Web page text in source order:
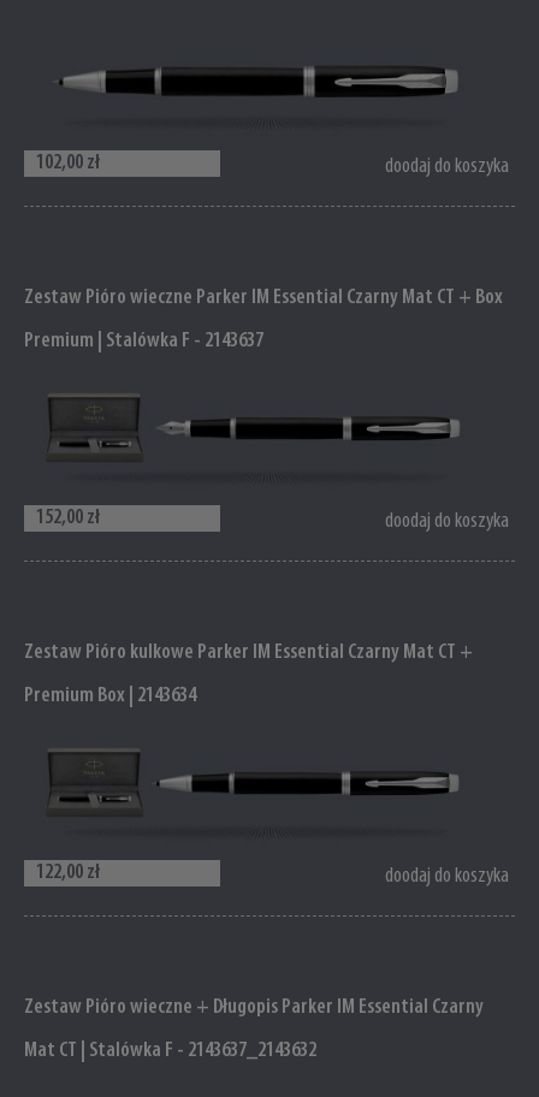
102,00 zł doodaj do koszyka
Zestaw Pióro wieczne Parker IM Essential Czarny Mat CT + Box
Premium | Stalówka F - 2143637
152,00 zł doodaj do koszyka
Zestaw Pióro kulkowe Parker IM Essential Czarny Mat CT +
Premium Box | 2143634
122,00 zł doodaj do koszyka
Zestaw Pióro wieczne + Długopis Parker IM Essential Czarny
Mat CT | Stalówka F - 2143637_2143632